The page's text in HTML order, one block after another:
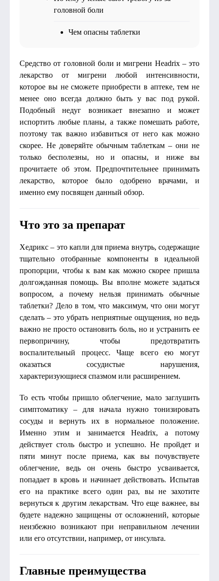
головной боли
Чем опасны таблетки
Средство от головной боли и мигрени Headrix – это
лекарство от мигрени любой интенсивности,
которое вы не сможете приобрести в аптеке, тем не
менее оно всегда должно быть у вас под рукой.
Подобный недуг возникает внезапно и может
испортить любые планы, а также помешать работе,
поэтому так важно избавиться от него как можно
скорее. Не доверяйте обычным таблеткам – они не
только бесполезны, но и опасны, и ниже вы
прочитаете об этом. Предпочтительнее принимать
лекарство, которое было одобрено врачами, и
именно ему посвящен данный обзор.
Что это за препарат
Хедрикс – это капли для приема внутрь, содержащие
тщательно отобранные компоненты в идеальной
пропорции, чтобы к вам как можно скорее пришла
долгожданная помощь. Вы вполне можете задаться
вопросом, а почему нельзя принимать обычные
таблетки? Дело в том, что максимум, что они могут
сделать – это убрать неприятные ощущения, но ведь
важно не просто остановить боль, но и устранить ее
первопричину, чтобы предотвратить
воспалительный процесс. Чаще всего ею могут
оказаться сосудистые нарушения,
характеризующиеся спазмом или расширением.
То есть чтобы пришло облегчение, мало заглушить
симптоматику – для начала нужно тонизировать
сосуды и вернуть их в нормальное положение.
Именно этим и занимается Headrix, а потому
действует столь быстро и успешно. Не пройдет и
пяти минут после приема, как вы почувствуете
облегчение, ведь он очень быстро усваивается,
попадает в кровь и начинает действовать. Испытав
его на практике всего один раз, вы не захотите
вернуться к другим лекарствам. Что еще важнее, вы
будете надежно защищены от осложнений, которые
неизбежно возникают при неправильном лечении
или его отсутствии, например, от инсульта.
Главные преимущества